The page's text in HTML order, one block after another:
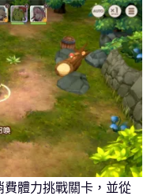
體力挑戰關卡，並從